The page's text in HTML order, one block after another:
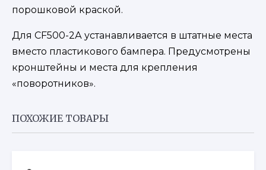
порошковой краской.
Для CF500-2А устанавливается в штатные места
вместо пластикового бампера. Предусмотрены
кронштейны и места для крепления
«поворотников».
ПОХОЖИЕ ТОВАРЫ